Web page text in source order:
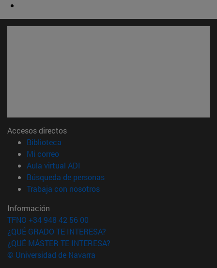
Accesos directos
Biblioteca
Mi correo(abre en nueva ventana)
Aula virtual ADI
Búsqueda de personas(abre en nueva ventana)
Trabaja con nosotros(abre en nueva ventana)
Información
TFNO +34 948 42 56 00
¿QUÉ GRADO TE INTERESA?
¿QUÉ MÁSTER TE INTERESA?
© Universidad de Navarra